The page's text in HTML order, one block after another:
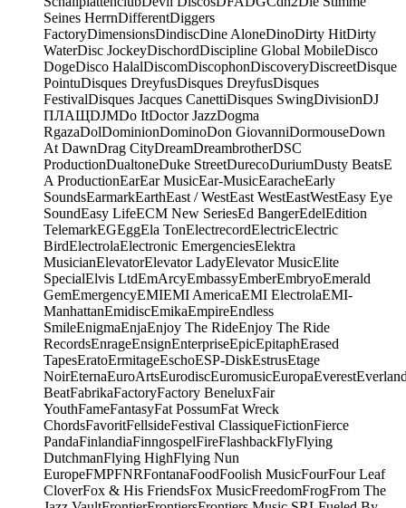
Seines HerrnDifferentDiggers
FactoryDimensionsDindiscDine AloneDinoDirty HitDirty
WaterDisc JockeyDischordDiscipline Global MobileDisco
DogeDisco HalalDiscomDiscophonDiscoveryDiscreetDisque
PointuDisques DreyfusDisques DreyfusDisques
FestivalDisques Jacques CanettiDisques SwingDivisionDJ
ПЛАЩDJMDo ItDoctor JazzDogma
RgazaDolDominionDominoDon GiovanniDormouseDown
At DawnDrag CityDreamDreambrotherDSC
ProductionDualtoneDuke StreetDurecoDuriumDusty BeatsE
A ProductionEarEar MusicEar-MusicEaracheEarly
SoundsEarmarkEarthEast / WestEast WestEastWestEasy Eye
SoundEasy LifeECM New SeriesEd BangerEdelEdition
TelemarkEGEggEla TonElectrecordElectricElectric
BirdElectrolaElectronic EmergenciesElektra
MusicianElevatorElevator LadyElevator MusicElite
SpecialElvis LtdEmArcyEmbassyEmberEmbryoEmerald
GemEmergencyEMIEMI AmericaEMI ElectrolaEMI-
ManhattanEmidiscEmikaEmpireEndless
SmileEnigmaEnjaEnjoy The RideEnjoy The Ride
RecordsEnrageEnsignEnterpriseEpicEpitaphErased
TapesEratoErmitageEschoESP-DiskEstrusEtage
NoirEternaEuroArtsEurodiscEuromusicEuropaEverest
BeatFabrikaFactoryFactory BeneluxFair
YouthFameFantasyFat PossumFat Wreck
ChordsFavoritFellsideFestival ClassiqueFictionFierce
PandaFinlandiaFinngospelFireFlashbackFlyFlying
DutchmanFlying HighFlying Nun
EuropeFMPFNRFontanaFoodFoolish MusicFourFour Leaf
CloverFox & His FriendsFox MusicFreedomFrogFrom The